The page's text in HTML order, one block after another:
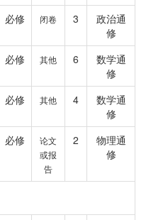
必修 闭卷 3
政治通
修
必修 其他 6
数学通
修
必修 其他 4
数学通
修
必修
论文
或报
告
2
物理通
修